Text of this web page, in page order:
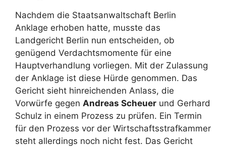
Nachdem die Staatsanwaltschaft Berlin
Anklage erhoben hatte, musste das
Landgericht Berlin nun entscheiden, ob
genügend Verdachtsmomente für eine
Hauptverhandlung vorliegen. Mit der Zulassung
der Anklage ist diese Hürde genommen. Das
Gericht sieht hinreichenden Anlass, die
Vorwürfe gegen Andreas Scheuer und Gerhard
Schulz in einem Prozess zu prüfen. Ein Termin
für den Prozess vor der Wirtschaftsstrafkammer
steht allerdings noch nicht fest. Das Gericht